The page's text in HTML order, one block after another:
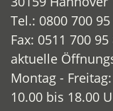
Tel.: 0800 700
Fax: 0511 700 95
aktuelle
Montag - Freitag:
10.00 bis 18.00